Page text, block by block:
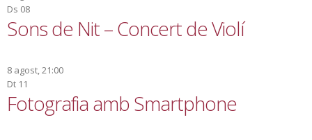
Ds 08
Sons de Nit – Concert de Violí
8 agost, 21:00
Dt 11
Fotografia amb Smartphone